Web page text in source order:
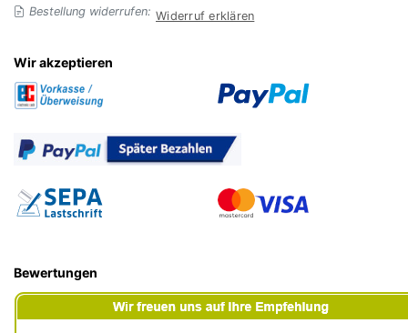
Bestellung widerrufen: Widerruf erklären
Wir akzeptieren
Bewertungen